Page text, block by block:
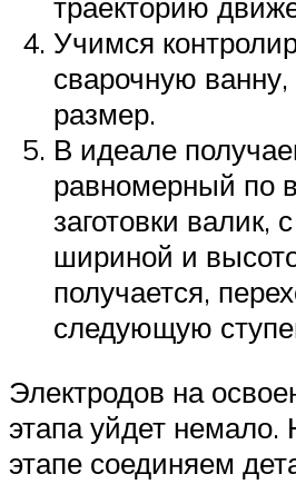
Учимся
сварочную ванну,
размер.
В идеале
равномерный по
заготовки валик,
шириной и
получается,
следующую
Электродов на
этапа уйдет
этапе соединяем